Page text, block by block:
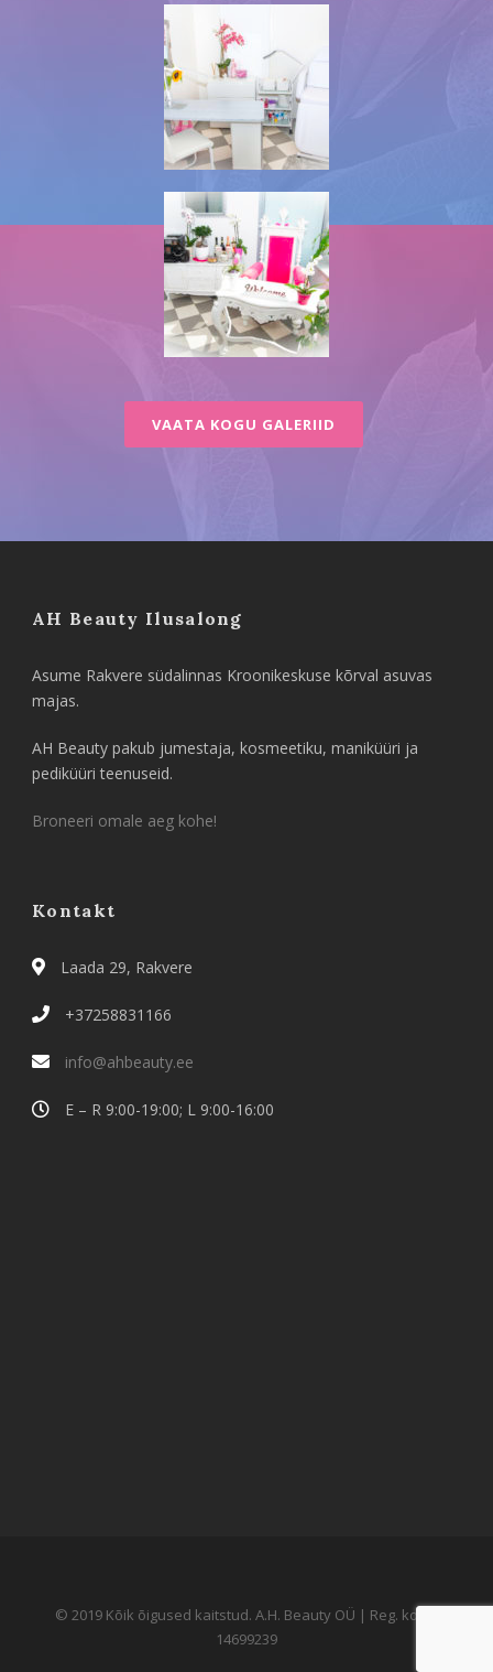
VAATA KOGU GALERIID
AH Beauty Ilusalong
Asume Rakvere südalinnas Kroonikeskuse kõrval asuvas
majas.
AH Beauty pakub jumestaja, kosmeetiku, maniküüri ja
pediküüri teenuseid.
Broneeri omale aeg kohe!
Kontakt
Laada 29, Rakvere
+37258831166
info@ahbeauty.ee
E – R 9:00-19:00; L 9:00-16:00
© 2019 Kõik õigused kaitstud. A.H. Beauty OÜ | Reg. kood:
14699239